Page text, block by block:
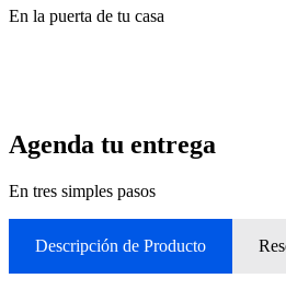
En la puerta de tu casa
Agenda tu entrega
En tres simples pasos
Descripción de Producto